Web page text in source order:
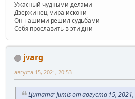
Ужасный чудными делами
Дзержинец мира искони
Он нашими решил судьбами
Себя прославить в эти дни
jvarg
августа 15, 2021, 20:53
Цитата: Jumis от августа 15, 2021,